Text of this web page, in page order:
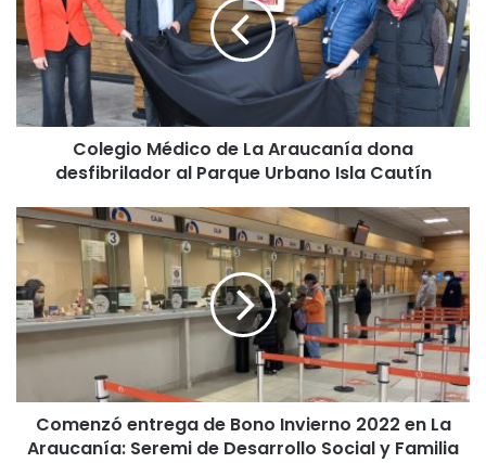
e
g
i
o
M
é
o
d
L
a
A
Colegio Médico de La Araucanía dona
desfibrilador al Parque Urbano Isla Cautín
C
o
e
n
z
n
Comenzó entrega de Bono Invierno 2022 en La
Araucanía: Seremi de Desarrollo Social y Familia